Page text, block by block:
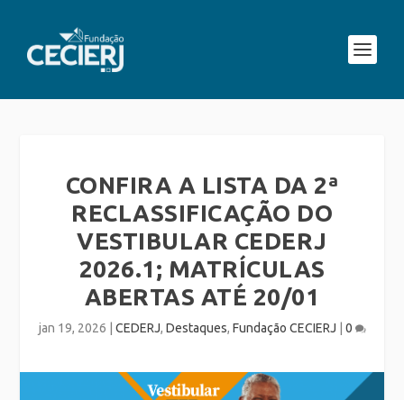
CONFIRA A LISTA DA 2ª
RECLASSIFICAÇÃO DO
VESTIBULAR CEDERJ
2026.1; MATRÍCULAS
ABERTAS ATÉ 20/01
jan 19, 2026 CEDERJ, Destaques, Fundação CECIERJ 0